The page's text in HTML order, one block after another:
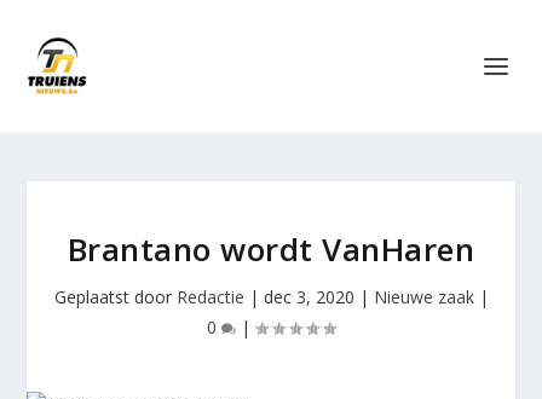
Brantano wordt VanHaren
Geplaatst door Redactie | dec 3, 2020 | Nieuwe zaak|
0
|